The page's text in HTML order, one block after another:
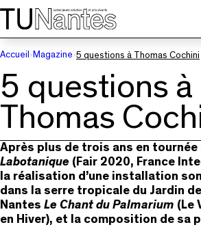
Passer directement à la navigation
Passer directement au contenu
Accueil
Magazine 5 questions à Thomas Cochini
5 questions à
Thomas
Après plus de trois ans en tournée
Labotanique (Fair 2020, France
la réalisation d’une installation
dans la serre tropicale du Jardin
Nantes Le Chant du Palmarium (Le
en Hiver), et la composition de sa